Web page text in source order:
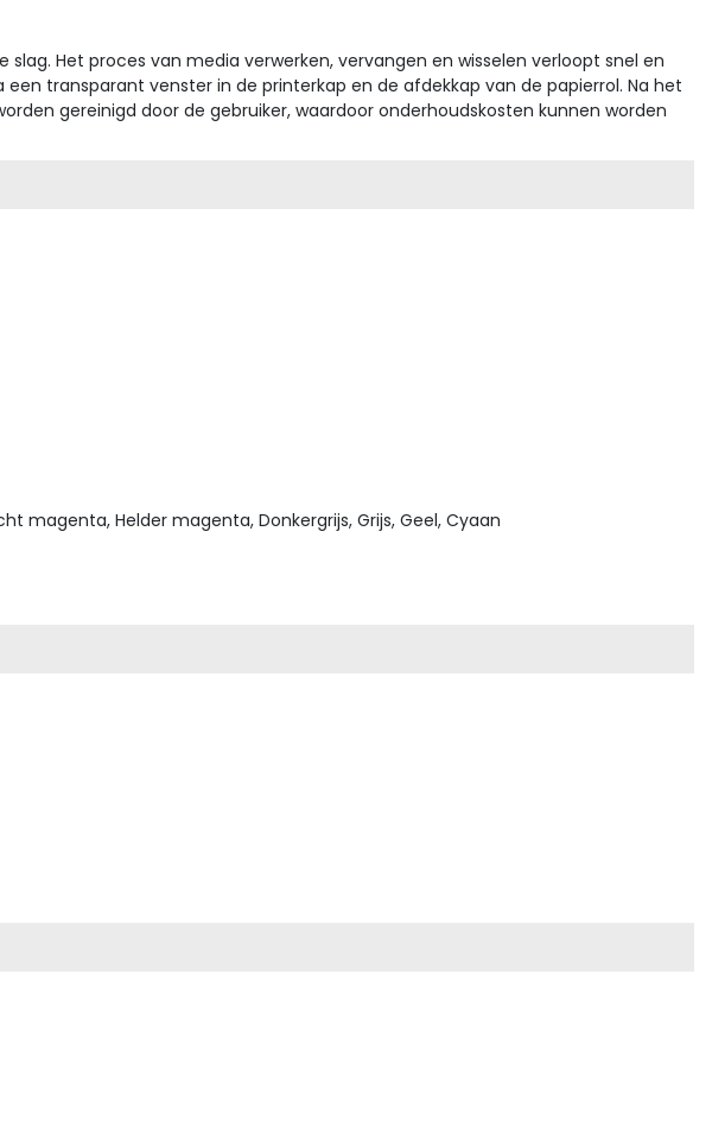
Het proces van media verwerken, vervangen en wisselen verloopt snel en
transparant venster in de printerkap en de afdekkap van de papierrol. Na het
gereinigd door de gebruiker, waardoor onderhoudskosten kunnen worden
magenta, Helder magenta, Donkergrijs, Grijs, Geel, Cyaan